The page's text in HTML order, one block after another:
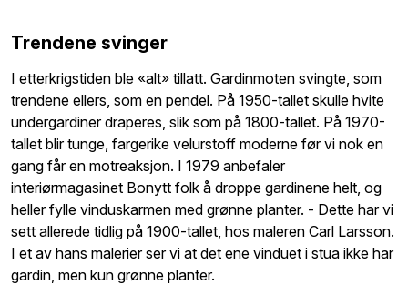
Trendene svinger
I etterkrigstiden ble «alt» tillatt. Gardinmoten svingte, som
trendene ellers, som en pendel. På 1950-tallet skulle hvite
undergardiner draperes, slik som på 1800-tallet. På 1970-
tallet blir tunge, fargerike velurstoff moderne før vi nok en
gang får en motreaksjon. I 1979 anbefaler
interiørmagasinet Bonytt folk å droppe gardinene helt, og
heller fylle vinduskarmen med grønne planter. - Dette har vi
sett allerede tidlig på 1900-tallet, hos maleren Carl Larsson.
I et av hans malerier ser vi at det ene vinduet i stua ikke har
gardin, men kun grønne planter.